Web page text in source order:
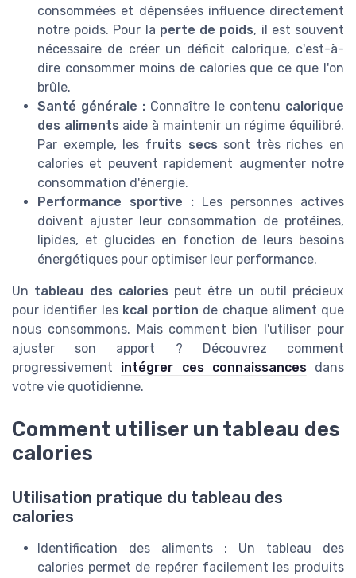
consommées et dépensées influence directement
notre poids. Pour la perte de poids, il est souvent
nécessaire de créer un déficit calorique, c'est-à-
dire consommer moins de calories que ce que l'on
brûle.
Santé générale : Connaître le contenu calorique
des aliments aide à maintenir un régime équilibré.
Par exemple, les fruits secs sont très riches en
calories et peuvent rapidement augmenter notre
consommation d'énergie.
Performance sportive : Les personnes actives
doivent ajuster leur consommation de protéines,
lipides, et glucides en fonction de leurs besoins
énergétiques pour optimiser leur performance.
Un tableau des calories peut être un outil précieux
pour identifier les kcal portion de chaque aliment que
nous consommons. Mais comment bien l'utiliser pour
ajuster son apport ? Découvrez comment
progressivement intégrer ces connaissancesdans
votre vie quotidienne.
Comment utiliser un tableau des
calories
Utilisation pratique du tableau des
calories
Identification des aliments : Un tableau des
calories permet de repérer facilement les produits